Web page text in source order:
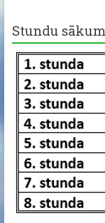
Stundu